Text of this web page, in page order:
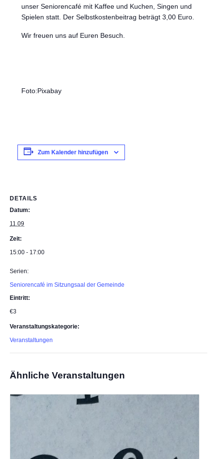
unser Seniorencafé mit Kaffee und Kuchen, Singen und
Spielen statt. Der Selbstkostenbeitrag beträgt 3,00 Euro.
Wir freuen uns auf Euren Besuch.
Foto:Pixabay
Zum Kalender hinzufügen
DETAILS
Datum:
11.09
Zeit:
15:00 - 17:00
Serien:
Seniorencafé im Sitzungsaal der Gemeinde
Eintritt:
€3
Veranstaltungskategorie:
Veranstaltungen
Ähnliche Veranstaltungen